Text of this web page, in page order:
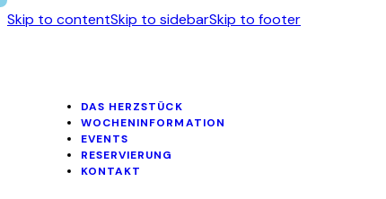
Skip to contentSkip to sidebarSkip to footer
DAS HERZSTÜCK
WOCHENINFORMATION
EVENTS
RESERVIERUNG
KONTAKT